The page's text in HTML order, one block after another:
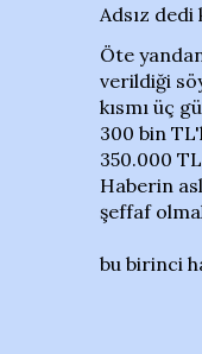
Adsız dedi
Öte
verildiği
kısmı üç
300 bin
350.000
Haberin
şeffaf
bu birinci